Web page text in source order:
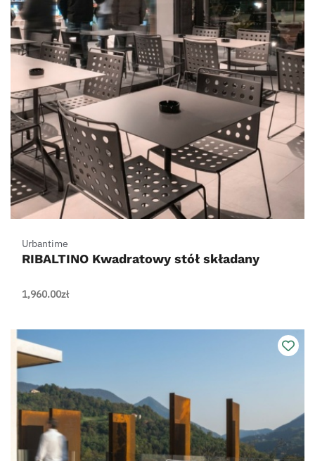
Urbantime
RIBALTINO Kwadratowy stół składany
1,960.00zł